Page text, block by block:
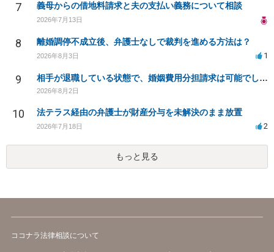
7 義母からの借地料請求と夫の支払い義務について相談
2026年7月13日
8 離婚調停不成立後、弁護士なしで裁判を進める方法は？
2026年8月3日 1
9 相手が退職している状態で、婚姻費用分担請求は可能でしょうか？
2026年8月2日
10 法テラス経由の弁護士が財産分与を未解決のまま放置
2026年7月18日 2
もっと見る
ココナラ法律相談について